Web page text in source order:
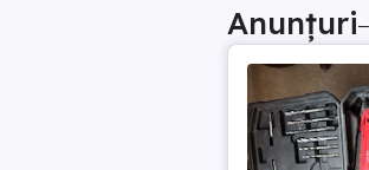
Anunțuri–